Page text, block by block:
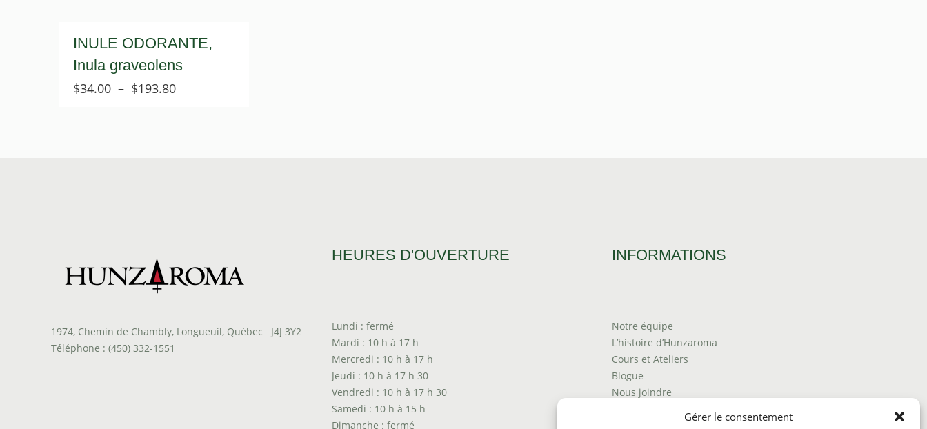
Gérer le consentement
INULE ODORANTE,
Inula graveolens
$34.00 – $193.80Plage
1974, Chemin de Chambly, Longueuil, Québec J4J 3Y2
Téléphone : (450) 332-1551
HEURES D'OUVERTURE
Lundi : fermé
Mardi : 10 h à 17 h
Mercredi : 10 h à 17 h
Jeudi : 10 h à 17 h 30
Vendredi : 10 h à 17 h 30
Samedi : 10 h à 15 h
Dimanche : fermé
INFORMATIONS
Notre équipe
L’histoire d’Hunzaroma
Cours et Ateliers
Blogue
Nous joindre
Politique de frais d'envoi